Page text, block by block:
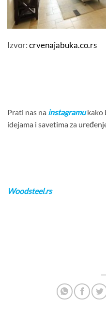
Izvor:crvenajabuka.co.rs
Prati nas na instagramu kako
idejama i savetima za
Woodsteel.rs